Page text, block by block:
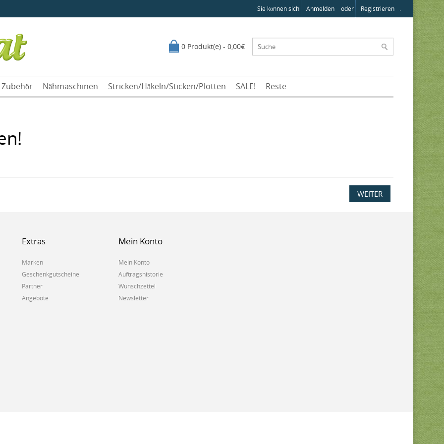
Sie können sich Anmelden oder Registrieren .
0 Produkt(e) - 0,00€
Zubehör Nähmaschinen Stricken/Häkeln/Sticken/Plotten SALE! Reste
WEITER
Extras
Marken
Geschenkgutscheine
Partner
Angebote
Mein Konto
Mein Konto
Auftragshistorie
Wunschzettel
Newsletter